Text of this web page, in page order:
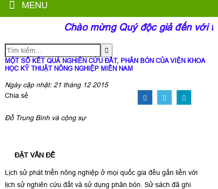
MENU
Chào mừng Quý độc giả đến với
MỘT SỐ KẾT QUẢ NGHIÊN CỨU ĐẤT, PHÂN BÓN CỦA VIỆN KHOA
HỌC KỸ THUẬT NÔNG NGHIỆP MIỀN NAM
Ngày cập nhật: 21 tháng 12 2015
Chia sẻ
Đỗ Trung Bình và cộng sự
ĐẶT VẤN ĐỀ
Lịch sử phát triển nông nghiệp ở mọi quốc gia đều gắn liền với
lịch sử nghiên cứu đất và sử dụng phân bón. Sử sách đã ghi